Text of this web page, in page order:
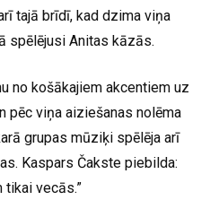
tajā brīdī, kad dzima viņa
spēlējusi Anitas kāzās.
no košākajiem akcentiem uz
pēc viņa aiziešanas nolēma
grupas mūziķi spēlēja arī
Kaspars Čakste piebilda:
tikai vecās.”